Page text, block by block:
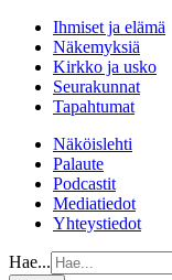
Ihmiset ja elämä
Näkemyksiä
Kirkko ja usko
Seurakunnat
Tapahtumat
Näköislehti
Palaute
Podcastit
Mediatiedot
Yhteystiedot
Hae...